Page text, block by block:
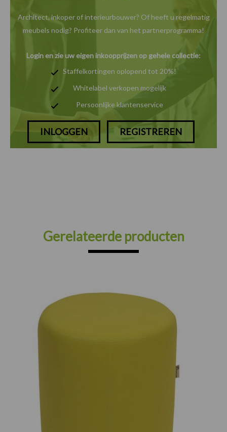
Architect, inkoper of interieurbouwer? Of heeft u regelmatig
meubels nodig? Profiteer dan van het partnerprogramma!
Login en zie uw eigen inkoopprijzen op gehele collectie:
Staffelkortingen oplopend tot 20%!
Whitelabel verkopen mogelijk
Persoonlijke klantenservice
INLOGGEN REGISTREREN
Gerelateerde producten